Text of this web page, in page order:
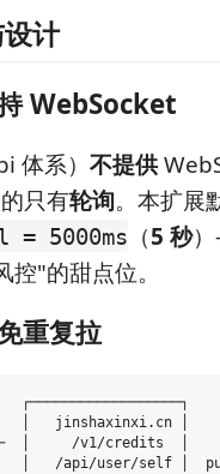
计
WebSocket
体系） 不提供
只有轮询。本扩展
5000ms （5 秒
"的甜点位。
重复拉
┌──────────────────┐
│   jinshaxinxi.cn │
│     /v1/
│   /api/user/self │